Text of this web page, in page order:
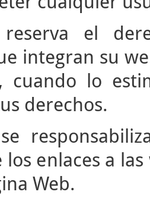
reserva el
integran su
cuando lo
derechos.
enlaces a
Web.